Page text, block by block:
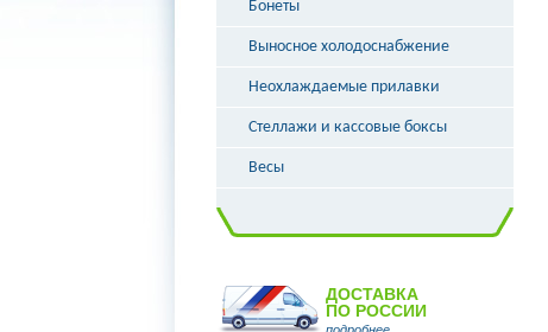
Бонеты
Выносное холодоснабжение
Неохлаждаемые прилавки
Стеллажи и кассовые боксы
Весы
ДОСТАВКА
ПО РОССИИ